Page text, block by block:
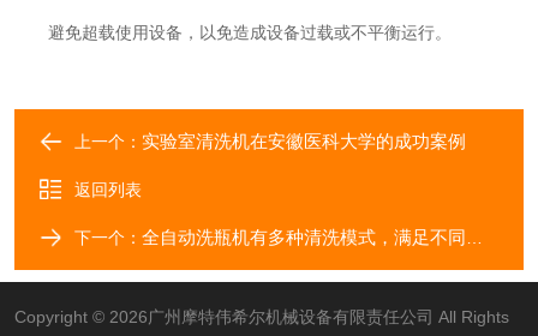
避免超载使用设备，以免造成设备过载或不平衡运行。
上一个： 实验室清洗机在安徽医科大学的成功案例
返回列表
下一个： 全自动洗瓶机有多种清洗模式，满足不同需求
Copyright © 2026广州摩特伟希尔机械设备有限责任公司 All Rights